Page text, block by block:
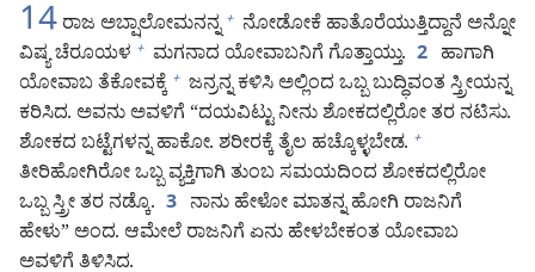
14ರಾಜ ಅಬ್ಷಾಲೋಮನನ್ನ + ನೋಡೋಕೆ ಹಾತೊರೆಯುತ್ತಿದ್ದಾನೆ ಅನ್ನೋ
ವಿಷ್ಯ ಚೆರೂಯಳ + ಮಗನಾದ ಯೋವಾಬನಿಗೆ ಗೊತ್ತಾಯ್ತು. 2 ಹಾಗಾಗಿ
ಯೋವಾಬ ತೆಕೋವಕ್ಕೆ + ಜನ್ರನ್ನ ಕಳಿಸಿ ಅಲ್ಲಿಂದ ಒಬ್ಬ ಬುದ್ಧಿವಂತ ಸ್ತ್ರೀಯನ್ನ
ಕರಿಸಿದ. ಅವನು ಅವಳಿಗೆ “ದಯವಿಟ್ಟು ನೀನು ಶೋಕದಲ್ಲಿರೋ ತರ ನಟಿಸು.
ಶೋಕದ ಬಟ್ಟೆಗಳನ್ನ ಹಾಕೋ. ಶರೀರಕ್ಕೆ ತೈಲ ಹಚ್ಕೊಳ್ಳಬೇಡ. +
ತೀರಿಹೋಗಿರೋ ಒಬ್ಬ ವ್ಯಕ್ತಿಗಾಗಿ ತುಂಬ ಸಮಯದಿಂದ ಶೋಕದಲ್ಲಿರೋ
ಒಬ್ಬ ಸ್ತ್ರೀ ತರ ನಡ್ಕೊ. 3 ನಾನು ಹೇಳೋ ಮಾತನ್ನ ಹೋಗಿ ರಾಜನಿಗೆ
ಹೇಳು” ಅಂದ. ಆಮೇಲೆ ರಾಜನಿಗೆ ಏನು ಹೇಳಬೇಕಂತ ಯೋವಾಬ
ಅವಳಿಗೆ ತಿಳಿಸಿದ.